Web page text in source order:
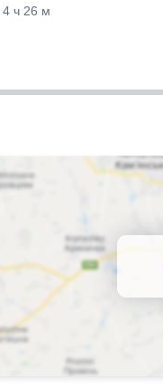
4 ч 26 м